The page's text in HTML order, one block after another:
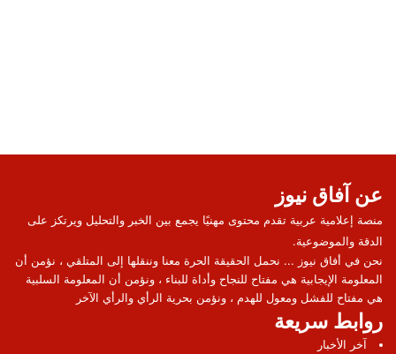
عن آفاق نيوز
منصة إعلامية عربية تقدم محتوى مهنيًا يجمع بين الخبر والتحليل ويرتكز على
الدقة والموضوعية.
نحن في أفاق نيوز ... نحمل الحقيقة الحرة معنا وننقلها إلى المتلقي ، نؤمن أن
المعلومة الإيجابية هي مفتاح للنجاح وأداة للبناء ، ونؤمن أن المعلومة السلبية
هي مفتاح للفشل ومعول للهدم ، ونؤمن بحرية الرأي والرأي الآخر
روابط سريعة
آخر الأخبار